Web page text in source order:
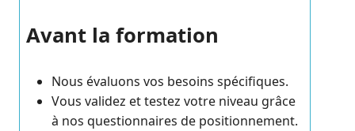
Avant la formation
Nous évaluons vos besoins spécifiques.
Vous validez et testez votre niveau grâce
à nos questionnaires de positionnement.